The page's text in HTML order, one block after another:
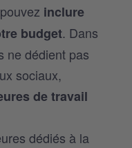
inclure
budget. Dans
ne dédient pas
sociaux,
de travail
dédiés à la